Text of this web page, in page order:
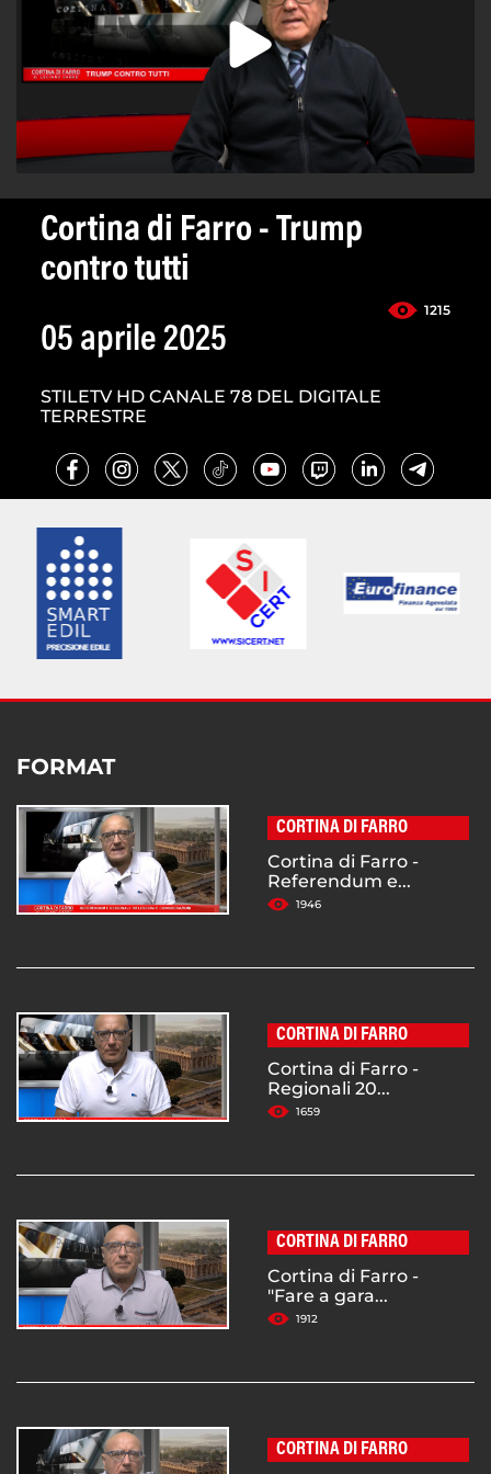
Cortina di Farro - Trump
contro tutti
1215
05 aprile 2025
STILETV HD CANALE 78 DEL DIGITALE
TERRESTRE
FORMAT
CORTINA DI FARRO
Cortina di Farro -
Referendum e...
1946
CORTINA DI FARRO
Cortina di Farro -
Regionali 20...
1659
CORTINA DI FARRO
Cortina di Farro -
"Fare a gara...
1912
CORTINA DI FARRO